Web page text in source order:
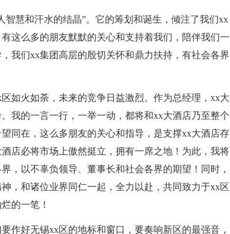
慧和汗水的结晶”。它的筹划和诞生，倾注了我们xx
这么多的朋友默默的关心和支持着我们，陪伴我们一
我们xx集团高层的殷切关怀和鼎力扶持，有社会各界
如火如荼，未来的竞争日益激烈。作为总经理，xx大
我的一言一行，一举一动，都将和xx大酒店乃至整个
同在，这么多朋友的关心和指导，是支撑xx大酒店存
店必将市场上傲然挺立，拥有一席之地！为此，我将
，以不辜负领导、董事长和社会各界的期望！同时，
，和诸位业界同仁一起，全力以赴，共同致力于xx区
的一笔！
作好无锡xx区的地标和窗口，要奏响新区的最强音，